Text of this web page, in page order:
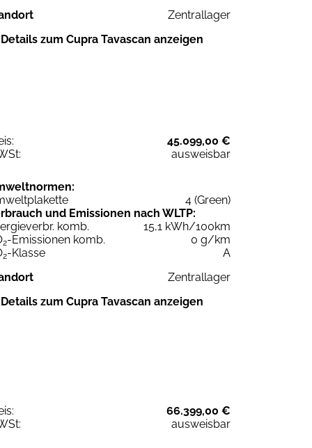
Zentrallager
zum Cupra Tavascan anzeigen
45.099,00 €
ausweisbar
4 (Green)
und Emissionen nach WLTP:
komb.
15,1 kWh/100km
2-Emissionen komb.
0 g/km
2-Klasse
A
Zentrallager
zum Cupra Tavascan anzeigen
66.399,00 €
ausweisbar